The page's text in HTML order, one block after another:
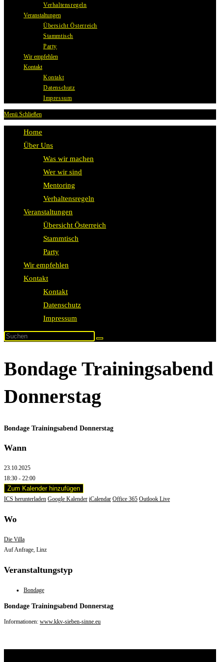
Verhaltensregeln
Veranstaltungen
Übersicht Österreich
Stammtisch
Party
Wir empfehlen
Kontakt
Kontakt
Datenschutz
Impressum
Menü Schließen
Home
Über Uns
Was wir machen
Wer wir sind
Mentoring
Verhaltensregeln
Veranstaltungen
Übersicht Österreich
Stammtisch
Party
Wir empfehlen
Kontakt
Kontakt
Datenschutz
Impressum
Bondage Trainingsabend
Donnerstag
Bondage Trainingsabend Donnerstag
Wann
23.10.2025
18:30 - 22:00
Zum Kalender hinzufügen
ICS herunterladen Google Kalender iCalendar Office 365 Outlook Live
Wo
Die Villa
Auf Anfrage, Linz
Veranstaltungstyp
Bondage
Bondage Trainingsabend Donnerstag
Informationen: www.kkv-sieben-sinne.eu